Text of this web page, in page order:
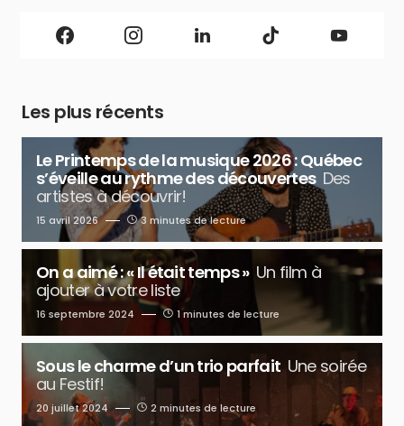
Les plus récents
Le Printemps de la musique 2026 : Québec
s’éveille au rythme des découvertes Des
artistes à découvrir!
15 avril 2026 3 minutes de lecture
On a aimé : « Il était temps » Un film à
ajouter à votre liste
16 septembre 2024 1 minutes de lecture
Sous le charme d’un trio parfait Une soirée
au Festif!
20 juillet 2024 2 minutes de lecture